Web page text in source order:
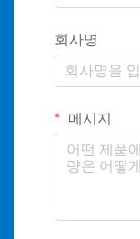
회사명
메시지